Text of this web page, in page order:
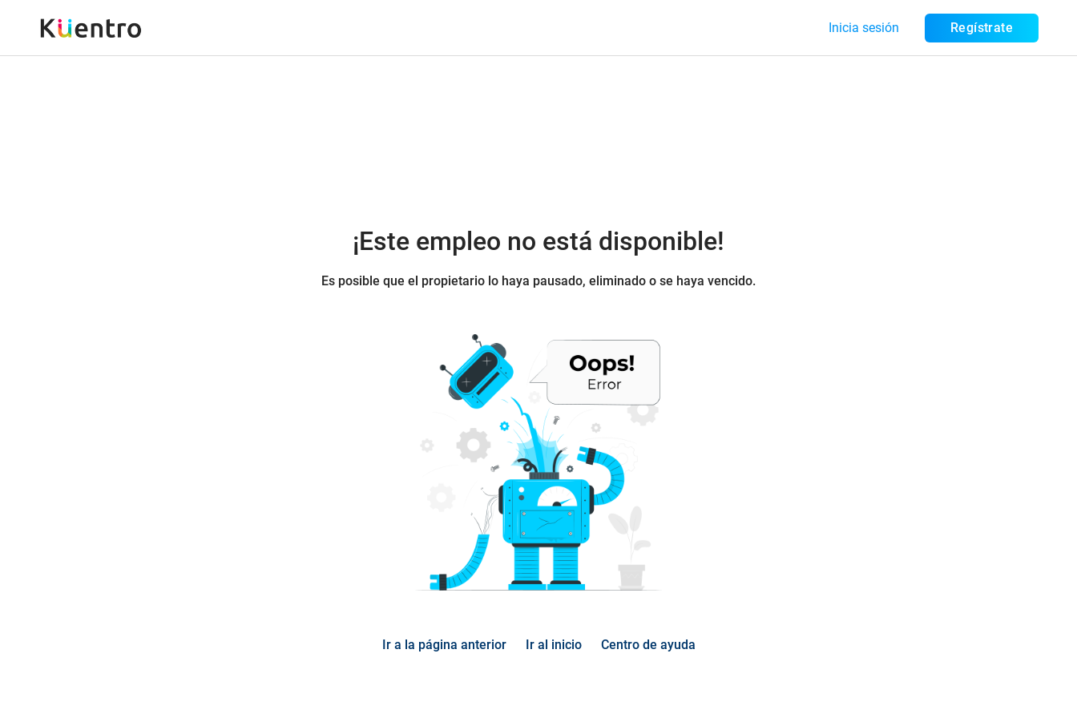
Inicia sesión Regístrate
¡Este empleo no está disponible!
Es posible que el propietario lo haya pausado, eliminado o se haya vencido.
Ir a la página anterior Ir al inicio Centro de ayuda